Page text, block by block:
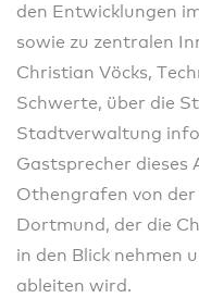
den Entwicklungen
sowie zu zentralen
Christian Vöcks,
Schwerte, über die
Stadtverwaltung
Gastsprecher dieses
Othengrafen von
Dortmund, der die
in den Blick nehmen
ableiten wird.